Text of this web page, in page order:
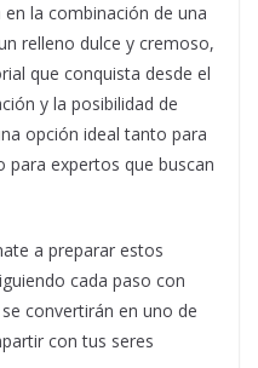
la combinación de una
relleno dulce y cremoso,
que conquista desde el
y la posibilidad de
opción ideal tanto para
para expertos que buscan
a preparar estos
cada paso con
convertirán en uno de
con tus seres